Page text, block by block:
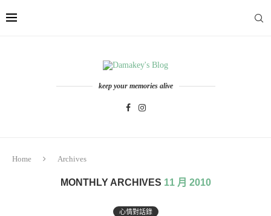
keep your memories alive
Home Archives
MONTHLY ARCHIVES 11 月 2010
心情對話錄